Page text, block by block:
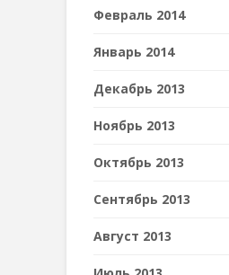
Февраль 2014
Январь 2014
Декабрь 2013
Ноябрь 2013
Октябрь 2013
Сентябрь 2013
Август 2013